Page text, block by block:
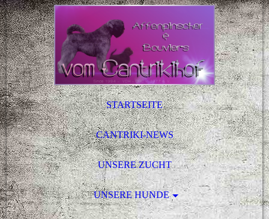
STARTSEITE
CANTRIKI-NEWS
UNSERE ZUCHT
UNSERE HUNDE